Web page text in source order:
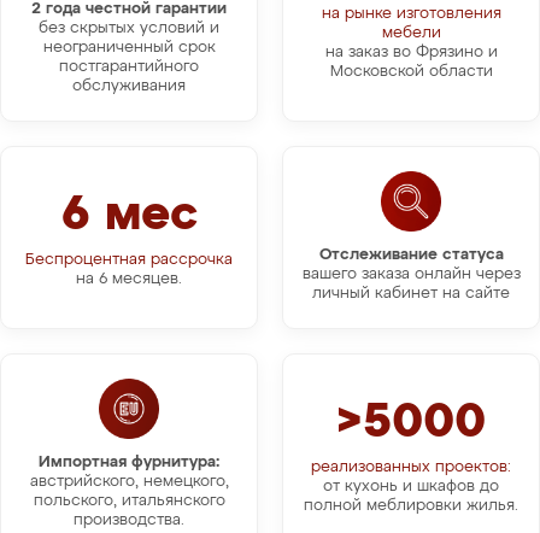
на рынке изготовления
мебели
на заказ во Фрязино и
Московской области
2 года честной гарантии
без скрытых условий и
неограниченный срок
постгарантийного
обслуживания
Отслеживание статуса
вашего заказа онлайн через
личный кабинет на сайте
6 мес
Беспроцентная рассрочка
на 6 месяцев.
Импортная фурнитура:
австрийского, немецкого,
польского, итальянского
производства.
>5000
реализованных проектов:
от кухонь и шкафов до
полной меблировки жилья.